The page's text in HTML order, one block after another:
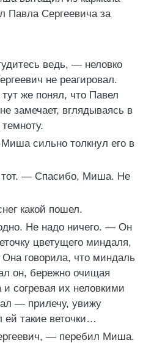
Павла Сергеевича за
ведь, — неловко
не реагировал.
же понял, что Павел
замечает, вглядываясь в
сильно толкнул его в
— Спасибо, Миша. Не
какой пошел.
Не надо ничего. — Он
цветущего миндаля,
говорила, что миндаль
он, бережно очищая
и согревая их неловкими
— прилечу, увижу
такие веточки…
— перебил Миша.